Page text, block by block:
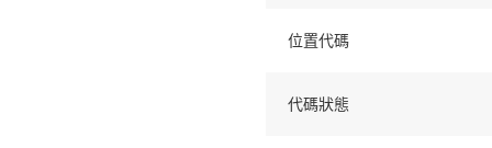
位置代碼
代碼狀態